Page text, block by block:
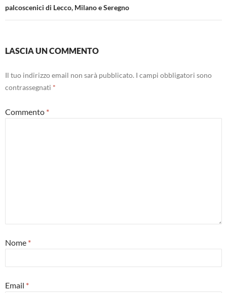
palcoscenici di Lecco, Milano e Seregno
LASCIA UN COMMENTO
Il tuo indirizzo email non sarà pubblicato. I campi obbligatori sono
contrassegnati *
Commento *
Nome *
Email *